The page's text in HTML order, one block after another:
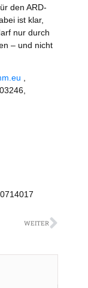
den ARD-
ist klar,
nur durch
– und nicht
,
WEITER